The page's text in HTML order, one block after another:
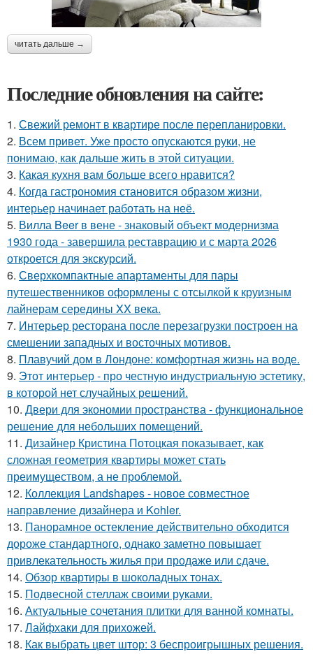
читать дальше →
Последние обновления на сайте:
1. Свежий ремонт в квартире после перепланировки.
2. Всем привет. Уже просто опускаются руки, не
понимаю, как дальше жить в этой ситуации.
3. Какая кухня вам больше всего нравится?
4. Когда гастрономия становится образом жизни,
интерьер начинает работать на неё.
5. Вилла Beer в вене - знаковый объект модернизма
1930 года - завершила реставрацию и с марта 2026
откроется для экскурсий.
6. Сверхкомпактные апартаменты для пары
путешественников оформлены с отсылкой к круизным
лайнерам середины XX века.
7. Интерьер ресторана после перезагрузки построен на
смешении западных и восточных мотивов.
8. Плавучий дом в Лондоне: комфортная жизнь на воде.
9. Этот интерьер - про честную индустриальную эстетику,
в которой нет случайных решений.
10. Двери для экономии пространства - функциональное
решение для небольших помещений.
11. Дизайнер Кристина Потоцкая показывает, как
сложная геометрия квартиры может стать
преимуществом, а не проблемой.
12. Коллекция Landshapes - новое совместное
направление дизайнера и Kohler.
13. Панорамное остекление действительно обходится
дороже стандартного, однако заметно повышает
привлекательность жилья при продаже или сдаче.
14. Обзор квартиры в шоколадных тонах.
15. Подвесной стеллаж своими руками.
16. Актуальные сочетания плитки для ванной комнаты.
17. Лайфхаки для прихожей.
18. Как выбрать цвет штор: 3 беспроигрышных решения.